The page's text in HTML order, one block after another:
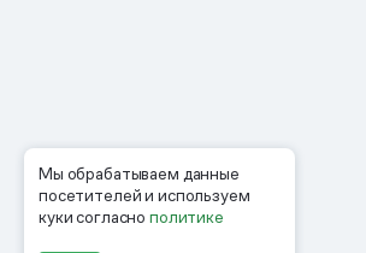
Мы обрабатываем данные
посетителей и используем
куки согласнополитике